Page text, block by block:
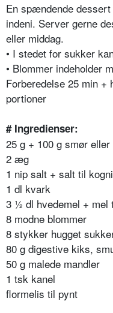
En spændende
indeni. Server gerne
eller middag.
• I stedet for sukker
• Blommer indeholder
Forberedelse 25 min +
portioner
# Ingredienser:
25 g + 100 g smør
2 æg
1 nip salt + salt til
1 dl kvark
3 ½ dl hvedemel + mel
8 modne blommer
8 stykker hugget
80 g digestive kiks,
50 g malede mandler
1 tsk kanel
flormelis til pynt